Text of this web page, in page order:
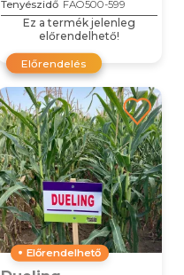
Tenyészidő FAO500-599
Ez a termék jelenleg
előrendelhető!
Előrendelés
Előrendelhető